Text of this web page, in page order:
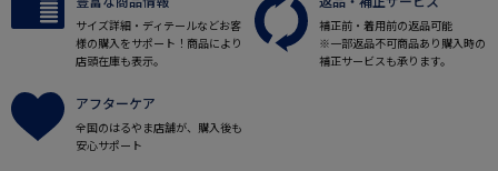
サイズ詳細・ディテールなどお客
様の購入をサポート！商品により
店頭在庫も表示。
補正前・着用前の返品可能
※一部返品不可商品あり購入時の
補正サービスも承ります。
アフターケア
全国のはるやま店舗が、購入後も
安心サポート